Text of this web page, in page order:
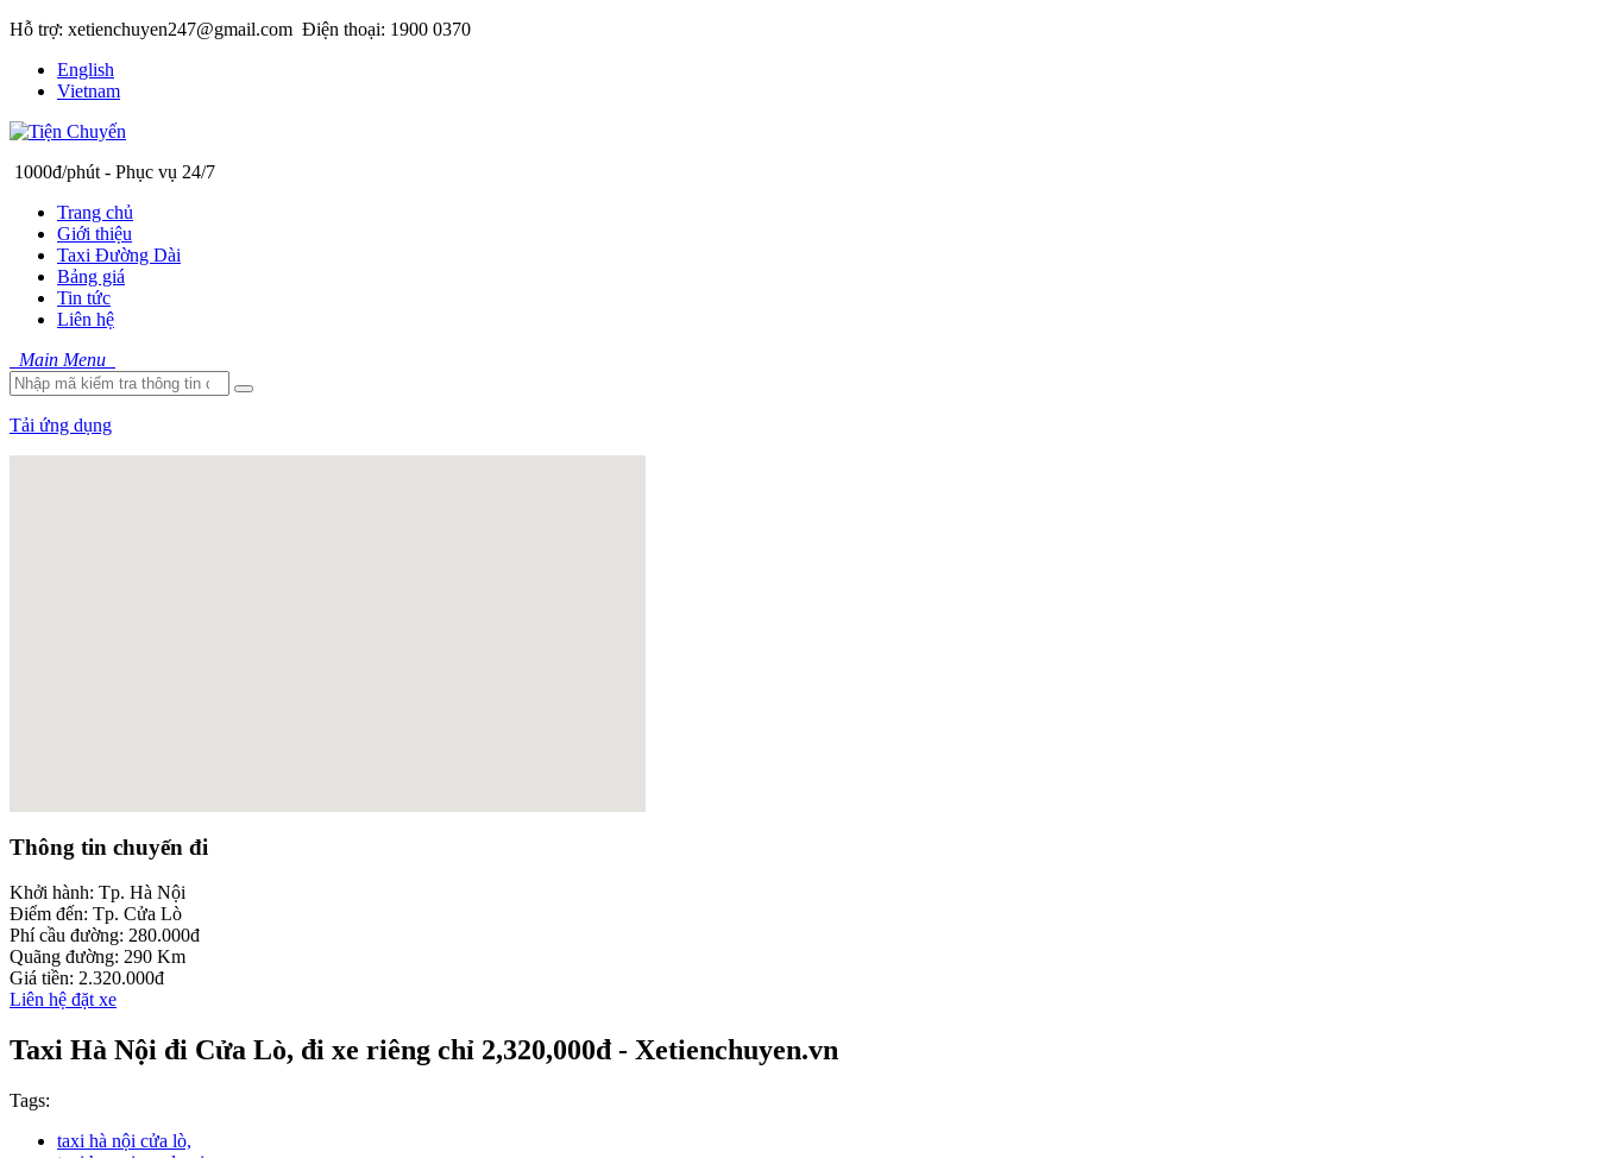
Hỗ trợ: xetienchuyen247@gmail.com Điện thoại: 1900 0370
English
Vietnam
1000đ/phút - Phục vụ 24/7
Trang chủ
Giới thiệu
Taxi Đường Dài
Bảng giá
Tin tức
Liên hệ
Main Menu
Tải ứng dụng
add link to a web directory
Thông tin chuyến đi
Khởi hành: Tp. Hà Nội
Điểm đến: Tp. Cửa Lò
Phí cầu đường: 280.000đ
Quãng đường: 290 Km
Giá tiền: 2.320.000đ
Liên hệ đặt xe
Taxi Hà Nội đi Cửa Lò, đi xe riêng chỉ 2,320,000đ - Xetienchuyen.vn
Tags:
taxi hà nội cửa lò,